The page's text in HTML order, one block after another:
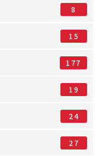
8
15
177
19
24
27